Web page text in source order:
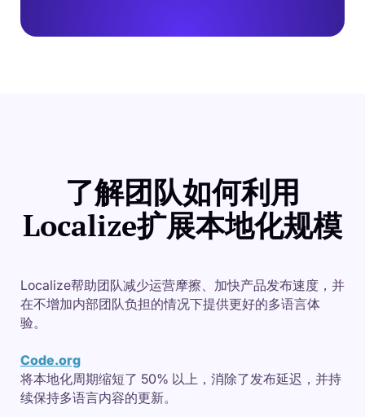
了解团队如何利用
Localize扩展本地化规模
Localize帮助团队减少运营摩擦、加快产品发布速度，并
在不增加内部团队负担的情况下提供更好的多语言体
验。
Code.org
将本地化周期缩短了 50% 以上，消除了发布延迟，并持
续保持多语言内容的更新。